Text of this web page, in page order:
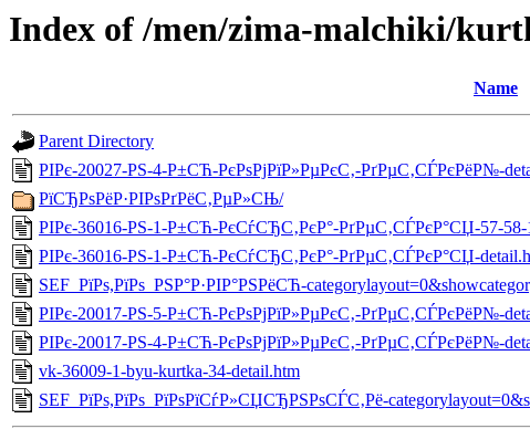
Index of /men/zima-malchiki/
Name
Parent Directory
РІРє-20027-РЅ-4-Р±СЋ-РєРѕРјРїР»РµРєС‚-РґРµС‚СЃРєРёР№-
РїСЂРѕРёР·РІРѕРґРёС‚РµР»СЊ/
РІРє-36016-РЅ-1-Р±СЋ-РєСѓСЂС‚РєР°-РґРµС‚СЃРєР°СЏ-57-58-
РІРє-36016-РЅ-1-Р±СЋ-РєСѓСЂС‚РєР°-РґРµС‚СЃРєР°СЏ-
SEF_РїРѕ,РїРѕ_РЅР°Р·РІР°РЅРёСЋ-
РІРє-20017-РЅ-5-Р±СЋ-РєРѕРјРїР»РµРєС‚-РґРµС‚СЃРєРёР№-
РІРє-20017-РЅ-4-Р±СЋ-РєРѕРјРїР»РµРєС‚-РґРµС‚СЃРєРёР№-
vk-36009-1-byu-kurtka-34-detail.htm
SEF_РїРѕ,РїРѕ_РїРѕРїСѓР»СЏСЂРЅРѕСЃС‚Рё-